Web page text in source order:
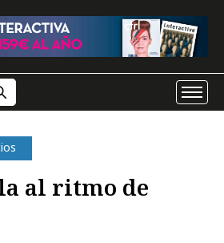
al ritmo de